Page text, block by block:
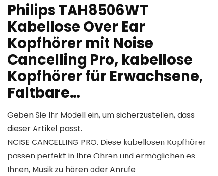
Philips TAH8506WT
Kabellose Over Ear
Kopfhörer mit Noise
Cancelling Pro, kabellose
Kopfhörer für Erwachsene,
Faltbare…
Geben Sie Ihr Modell ein, um sicherzustellen, dass
dieser Artikel passt.
NOISE CANCELLING PRO: Diese kabellosen Kopfhörer
passen perfekt in Ihre Ohren und ermöglichen es
Ihnen, Musik zu hören oder Anrufe